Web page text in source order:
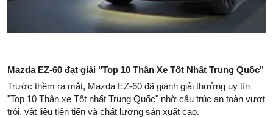
Mazda EZ-60 đạt giải "Top 10 Thân Xe Tốt Nhất Trung Quốc"
Trước thềm ra mắt, Mazda EZ-60 đã giành giải thưởng uy tín
"Top 10 Thân xe Tốt nhất Trung Quốc" nhờ cấu trúc an toàn vượt
trội, vật liệu tiên tiến và chất lượng sản xuất cao.